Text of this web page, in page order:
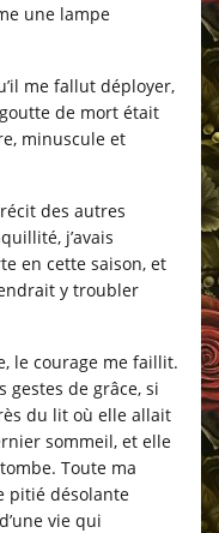
une lampe
me fallut déployer,
de mort était
minuscule et
des autres
j’avais
en cette saison, et
y troubler
le courage me faillit.
gestes de grâce, si
du lit où elle allait
sommeil, et elle
Toute ma
pitié désolante
vie qui